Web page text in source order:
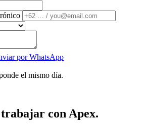
por WhatsApp
el mismo día.
con Apex.